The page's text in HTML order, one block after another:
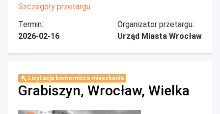
Szczegóły przetargu
Termin:
2026-02-16
Organizator przetargu:
Urząd Miasta Wrocław
Licytacja komornicza mieszkania
Grabiszyn, Wrocław, Wielka